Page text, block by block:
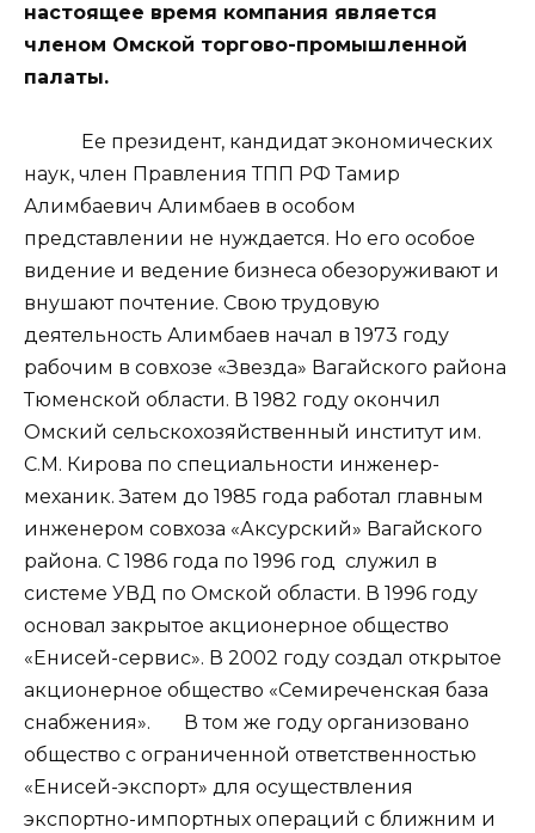
настоящее время компания является
членом Омской торгово-промышленной
палаты.
Ее президент, кандидат экономических
наук, член Правления ТПП РФ Тамир
Алимбаевич Алимбаев в особом
представлении не нуждается. Но его особое
видение и ведение бизнеса обезоруживают и
внушают почтение. Свою трудовую
деятельность Алимбаев начал в 1973 году
рабочим в совхозе «Звезда» Вагайского района
Тюменской области. В 1982 году окончил
Омский сельскохозяйственный институт им.
С.М. Кирова по специальности инженер-
механик. Затем до 1985 года работал главным
инженером совхоза «Аксурский» Вагайского
района. С 1986 года по 1996 год служил в
системе УВД по Омской области. В 1996 году
основал закрытое акционерное общество
«Енисей-сервис». В 2002 году создал открытое
акционерное общество «Семиреченская база
снабжения». В том же году организовано
общество с ограниченной ответственностью
«Енисей-экспорт» для осуществления
экспортно-импортных операций с ближним и